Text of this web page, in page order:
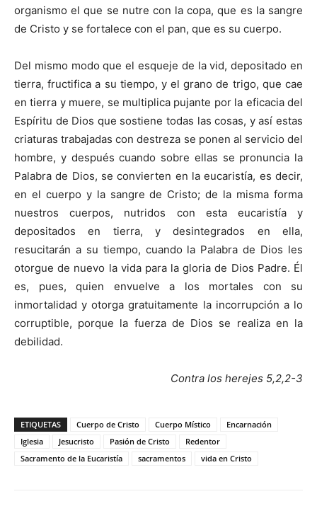
organismo el que se nutre con la copa, que es la sangre
de Cristo y se fortalece con el pan, que es su cuerpo.
Del mismo modo que el esqueje de la vid, depositado en
tierra, fructifica a su tiempo, y el grano de trigo, que cae
en tierra y muere, se multiplica pujante por la eficacia del
Espíritu de Dios que sostiene todas las cosas, y así estas
criaturas trabajadas con destreza se ponen al servicio del
hombre, y después cuando sobre ellas se pronuncia la
Palabra de Dios, se convierten en la eucaristía, es decir,
en el cuerpo y la sangre de Cristo; de la misma forma
nuestros cuerpos, nutridos con esta eucaristía y
depositados en tierra, y desintegrados en ella,
resucitarán a su tiempo, cuando la Palabra de Dios les
otorgue de nuevo la vida para la gloria de Dios Padre. Él
es, pues, quien envuelve a los mortales con su
inmortalidad y otorga gratuitamente la incorrupción a lo
corruptible, porque la fuerza de Dios se realiza en la
debilidad.
Contra los herejes 5,2,2-3
ETIQUETAS Cuerpo de Cristo Cuerpo Místico
Encarnación
Iglesia
Jesucristo Pasión de Cristo
Redentor
Sacramento de la Eucaristía
sacramentos vida en Cristo